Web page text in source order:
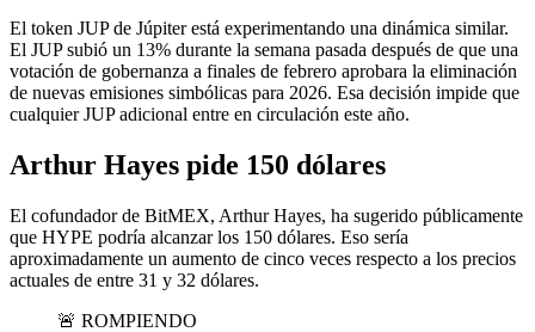
El token JUP de Júpiter está experimentando una dinámica similar.
El JUP subió un 13% durante la semana pasada después de que una
votación de gobernanza a finales de febrero aprobara la eliminación
de nuevas emisiones simbólicas para 2026. Esa decisión impide que
cualquier JUP adicional entre en circulación este año.
Arthur Hayes pide 150 dólares
El cofundador de BitMEX, Arthur Hayes, ha sugerido públicamente
que HYPE podría alcanzar los 150 dólares. Eso sería
aproximadamente un aumento de cinco veces respecto a los precios
actuales de entre 31 y 32 dólares.
🚨 ROMPIENDO